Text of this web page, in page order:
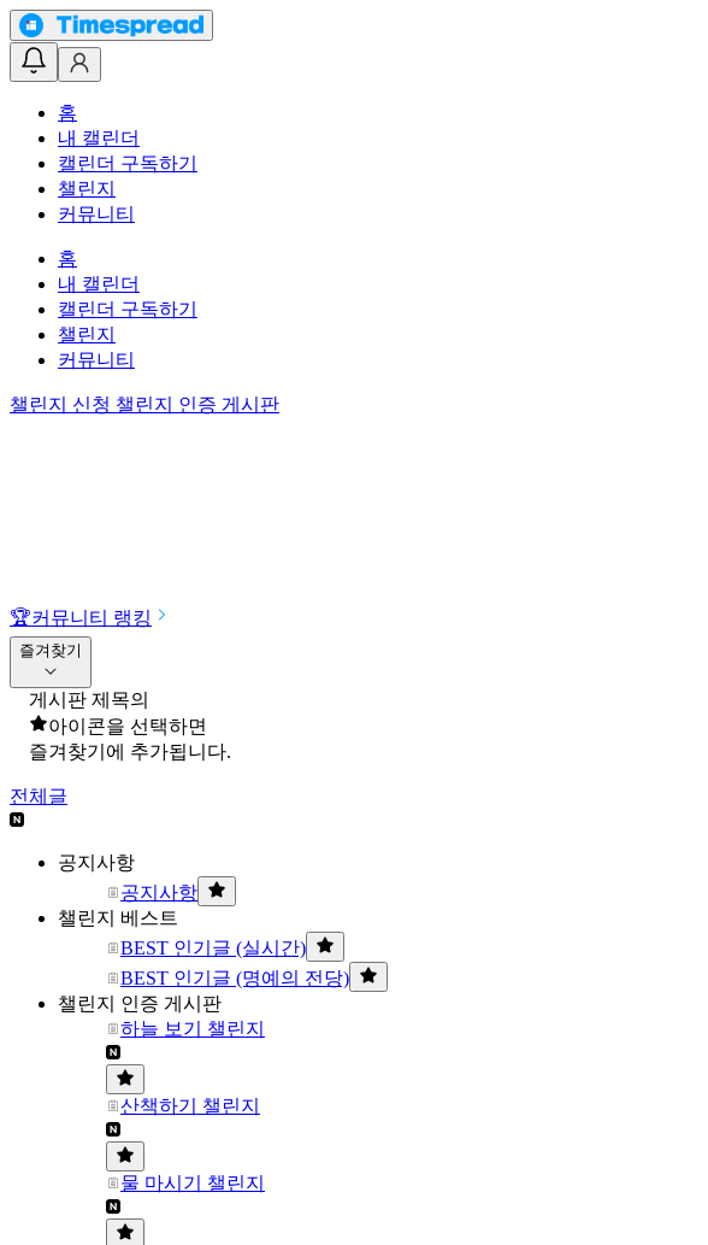
홈
내 캘린더
캘린더 구독하기
챌린지
커뮤니티
홈
내 캘린더
캘린더 구독하기
챌린지
커뮤니티
챌린지 신청 챌린지 인증 게시판
🏆커뮤니티 랭킹
즐겨찾기
게시판 제목의
아이콘을 선택하면
즐겨찾기에 추가됩니다.
전체글
공지사항
공지사항
챌린지 베스트
BEST 인기글 (실시간)
BEST 인기글 (명예의 전당)
챌린지 인증 게시판
하늘 보기 챌린지
산책하기 챌린지
물 마시기 챌린지